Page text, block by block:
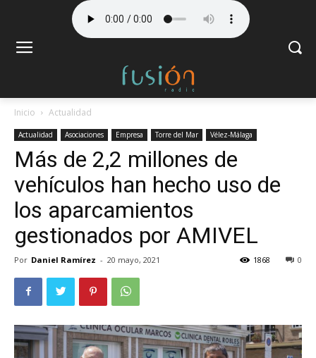
Inicio Actualidad
Actualidad Asociaciones Empresa Torre del Mar Vélez-Málaga
Más de 2,2 millones de
vehículos han hecho uso de
los aparcamientos
gestionados por AMIVEL
Por Daniel Ramírez - 20 mayo, 2021 0
1868